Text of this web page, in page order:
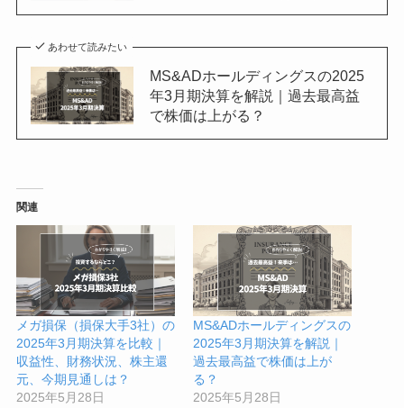
あわせて読みたい
MS&ADホールディングスの2025
年3月期決算を解説｜過去最高益
で株価は上がる？
関連
メガ損保（損保大手3社）の
2025年3月期決算を比較｜
収益性、財務状況、株主還
元、今期見通しは？
2025年5月28日
MS&ADホールディングスの
2025年3月期決算を解説｜
過去最高益で株価は上が
る？
2025年5月28日